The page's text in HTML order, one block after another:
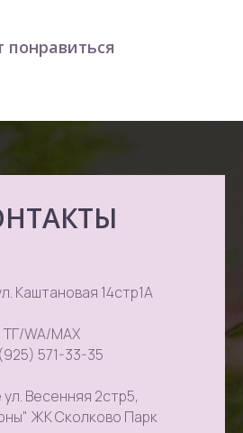
Каштановая 14стр1А
ТГ/WA/MAX
571-33-35
Весенняя 2стр5,
ЖК Сколково Парк